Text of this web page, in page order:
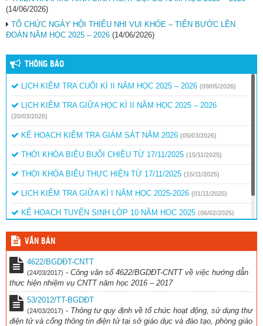
(14/06/2026)
TỔ CHỨC NGÀY HỘI THIẾU NHI VUI KHỎE – TIẾN BƯỚC LÊN
ĐOÀN NĂM HỌC 2025 – 2026 (14/06/2026)
THÔNG BÁO
LỊCH KIỂM TRA CUỐI KÌ II NĂM HỌC 2025 – 2026 (09/05/2026)
LỊCH KIỂM TRA GIỮA HỌC KÌ II NĂM HỌC 2025 – 2026
(20/03/2026)
KẾ HOẠCH KIỂM TRA GIÁM SÁT NĂM 2026 (05/03/2026)
THỜI KHÓA BIỂU BUỔI CHIỀU TỪ 17/11/2025 (15/11/2025)
THỜI KHÓA BIỂU THỰC HIỆN TỪ 17/11/2025 (15/11/2025)
LICH KIỂM TRA GIỮA KÌ I NĂM HỌC 2025-2026 (01/11/2025)
KẾ HOẠCH TUYỂN SINH LỚP 10 NĂM HỌC 2025 (06/02/2025)
QUYẾT ĐỊNH BỎ SUNG KINH PHÍ KHEN THƯỞNG (15/01/2025)
VĂN BẢN
4622/BGDĐT-CNTT
(24/03/2017) - Công văn số 4622/BGDĐT-CNTT về việc hướng dẫn
thực hiện nhiệm vụ CNTT năm học 2016 – 2017
53/2012/TT-BGDĐT
(24/03/2017) - Thông tư quy định về tổ chức hoạt động, sử dụng thư
điện tử và cổng thông tin điện tử tại sở giáo dục và đào tạo, phòng giáo